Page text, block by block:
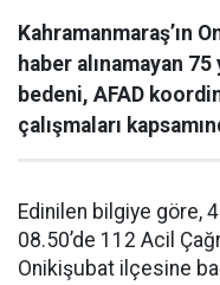
Kahramanmaraş’ın
haber alınamayan
bedeni, AFAD
çalışmaları
Edinilen bilgiye göre,
08.50’de 112 Acil
Onikişubat ilçesine